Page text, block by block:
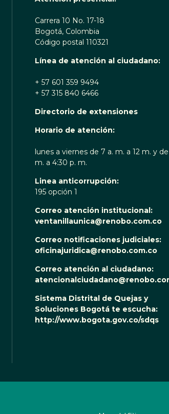
Carrera 10 No. 17-18
Bogotá, Colombia
Código postal 110321
Línea de atención al ciudadano:
+ 57 601 359 9494
+ 57 315 840 6466
Directorio de extensiones
Horario de atención:
lunes a viernes de 7 a. m. a 12 m. y de
m. a 4:30 p. m.
Linea anticorrupción:
195 opción 1
Correo atención institucional:
ventanillaunica@renobo.com.co
Correo notificaciones judiciales:
oficinajuridica@renobo.com.co
Correo atención al ciudadano:
Sistema Distrital de Quejas y
Soluciones Bogotá te escucha:
http://www.bogota.gov.co/sdqs